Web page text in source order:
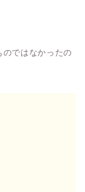
のではなかったの